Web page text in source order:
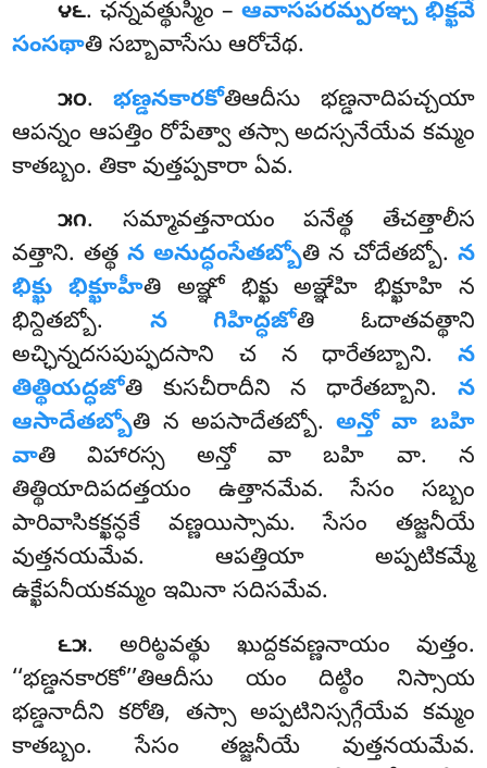
౪౬. ఛన్నవత్థుస్మిం– ఆవాసపరమ్పరఞ్చ భిక్ఖవే
సంసథాతి సబ్బావాసేసు ఆరోచేథ.
౫౦.భణ్డనకారకోతిఆదీసు భణ్డనాదిపచ్చయా
ఆపన్నం ఆపత్తిం రోపేత్వా తస్సా అదస్సనేయేవ కమ్మం
కాతబ్బం. తికా వుత్తప్పకారా ఏవ.
౫౧. సమ్మావత్తనాయం పనేత్థ తేచత్తాలీస
వత్తాని. తత్థన అనుద్ధంసేతబ్బోతి న చోదేతబ్బో. న
భిక్ఖు భిక్ఖూహీతి అఞ్ఞో భిక్ఖు అఞ్ఞేహి భిక్ఖూహి న
భిన్దితబ్బో. న గిహిద్ధజోతి ఓదాతవత్థాని
అచ్ఛిన్నదసపుప్ఫదసాని చ న ధారేతబ్బాని. న
తిత్థియద్ధజోతి కుసచీరాదీని న ధారేతబ్బాని. న
ఆసాదేతబ్బోతి న అపసాదేతబ్బో.అన్తో వా బహి
వాతి విహారస్స అన్తో వా బహి వా. న
తిత్థియాదిపదత్తయం ఉత్తానమేవ. సేసం సబ్బం
పారివాసికక్ఖన్ధకే వణ్ణయిస్సామ. సేసం తజ్జనీయే
వుత్తనయమేవ. ఆపత్తియా అప్పటికమ్మే
ఉక్ఖేపనీయకమ్మం ఇమినా సదిసమేవ.
౬౫. అరిట్ఠవత్థు ఖుద్దకవణ్ణనాయం వుత్తం.
‘‘భణ్డనకారకో’’తిఆదీసు యం దిట్ఠిం నిస్సాయ
భణ్డనాదీని కరోతి, తస్సా అప్పటినిస్సగ్గేయేవ కమ్మం
కాతబ్బం. సేసం తజ్జనీయే వుత్తనయమేవ.